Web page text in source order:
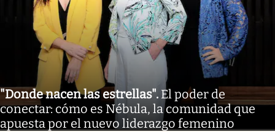
"Donde nacen las estrellas". El poder de
conectar: cómo es Nébula, la comunidad que
apuesta por el nuevo liderazgo femenino